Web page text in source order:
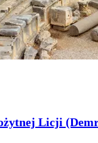
Licji